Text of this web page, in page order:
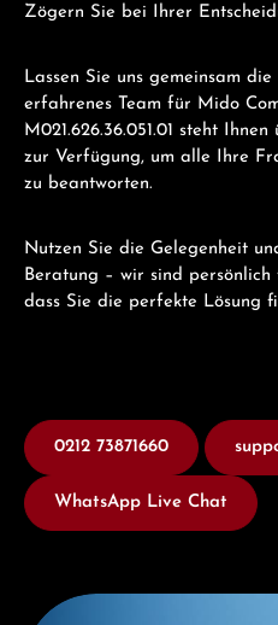
Zögern Sie bei Ihrer
Lassen Sie uns gemeinsam
erfahrenes Team für Mido
M021.626.36.051.01 steht
zur Verfügung, um alle Ihre
zu beantworten.
Nutzen Sie die Gelegenheit
Beratung – wir sind
dass Sie die perfekte Lösung
0212 73871660
WhatsApp Live Chat
Entdecken Sie Mido